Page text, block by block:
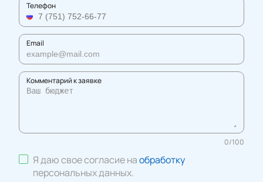
Телефон
Email
Комментарий к заявке
0/100
Я даю свое согласие наобработку
персональных данных.